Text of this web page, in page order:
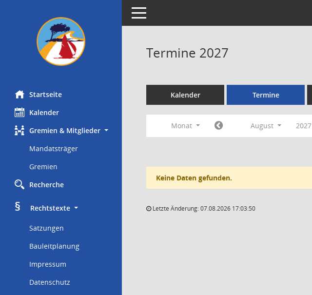
Startseite
Kalender
Gremien & Mitglieder
Mandatsträger
Gremien
Recherche
§
     Rechtstexte
Satzungen
Bauleitplanung
Impressum
Datenschutz
Toggle navigation
Termine 2027
Kalender Termine
Monat August 2027
Keine Daten gefunden.
Letzte Änderung: 07.08.2026 17:03:50